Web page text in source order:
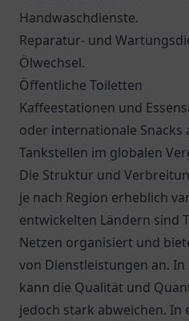
Handwaschdienste.
Reparatur- und
Ölwechsel.
Öffentliche Toiletten
Kaffeestationen und
oder internationale Snacks
Tankstellen im globalen
Die Struktur und
je nach Region erheblich
entwickelten Ländern sind
Netzen organisiert und
von Dienstleistungen an.
kann die Qualität und
jedoch stark abweichen. In